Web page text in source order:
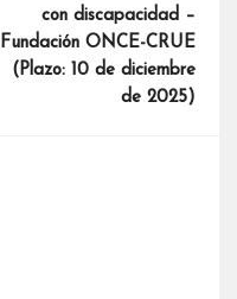
con discapacidad –
Fundación ONCE-CRUE
(Plazo: 10 de diciembre
de 2025)